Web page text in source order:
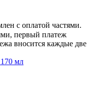
с оплатой частями.
первый платеж
вносится каждые две
мл